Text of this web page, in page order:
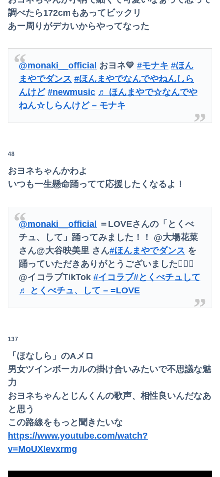
調べたら172cmもあってビックリ
あー周りがデカいからやってなった
@monaki__official おヨネ💛#モナキ #ほん
まやでダンス #ほんまやでなんでやねんしら
んけど #newmusic ♬ ほんまやで☆なんでや
ねん☆しらんけど – モナキ
48
おヨネちゃんかわよ
いつも一生懸命踊ってて応援したくなるよ！
@monaki__official
＝LOVEさんの「とくべ
チュ、して」踊ってみました！！ @大場花菜
さん@大谷映美里 さん#ほんまやでダンス を
踊っていただきありがとうございました🙇‍♀️✨
@イコラブTikTok#イコラブ#とくべチュして
♬ とくべチュ、して – =LOVE
137
「ほなしら」のAメロ
男女ツインボーカルの掛け合いみたいで不思議な魅
力
おヨネちゃんとじんくんの歌声、相性良いんだなあ
と思う
この路線をもっと聞きたいな
https://www.youtube.com/watch?
v=MoUXIevxrmg